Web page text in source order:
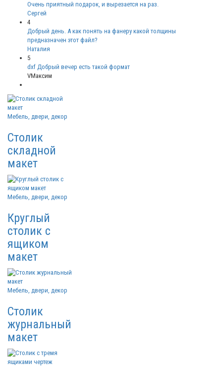
Очень приятный подарок, и вырезается на раз.
Сергей
4
Добрый день. А как понять на фанеру какой толщины
предназначен этот файл?
Наталия
5
dxf Добрый вечер есть такой формат
VМаксим
Мебель, двери, декор
Столик
складной
макет
Мебель, двери, декор
Круглый
столик с
ящиком
макет
Мебель, двери, декор
Столик
журнальный
макет